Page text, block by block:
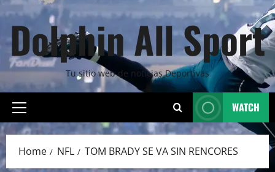
Dolphin All Sport
Tu sitio web de noticias Deportivas
Primary
Menu
WATCH
Home NFL TOM BRADY SE VA SIN RENCORES